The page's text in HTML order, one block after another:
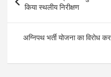
A
p
p
o
o
k
g
er
navigation
किया स्थलीय निरीक्षण
अग्निपथ भर्ती योजना का विरोध